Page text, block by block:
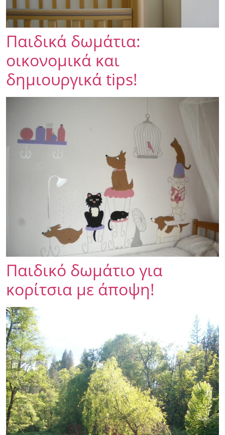
Παιδικά δωμάτια:
οικονομικά και
δημιουργικά tips!
Παιδικό δωμάτιο για
κορίτσια με άποψη!